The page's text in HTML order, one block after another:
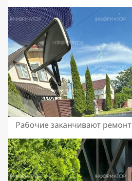
Рабочие заканчивают ремонт